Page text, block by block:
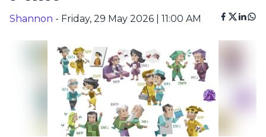
Shannon - Friday, 29 May 2026 | 11:00 AM